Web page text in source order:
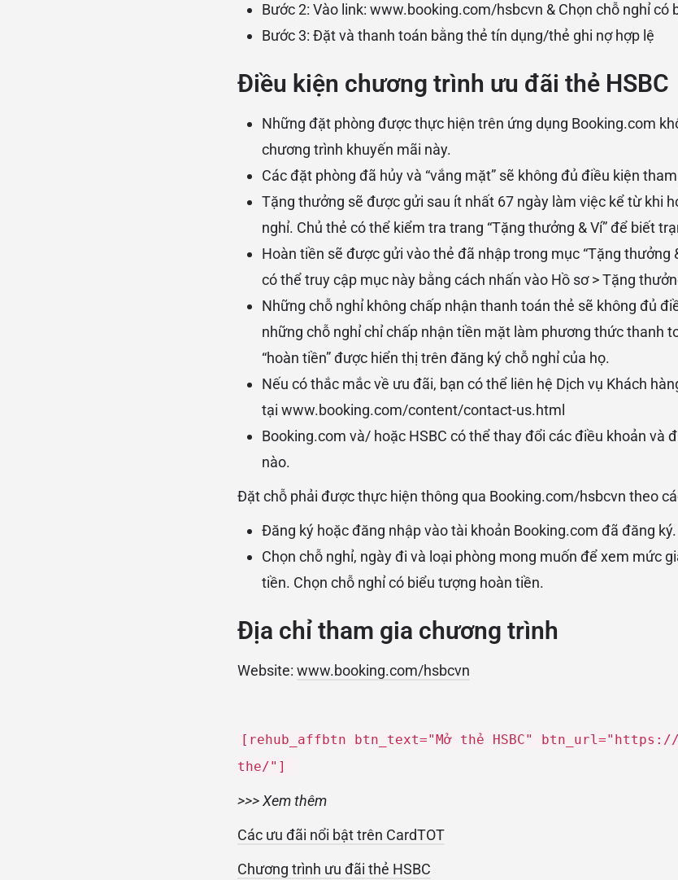
Bước 2: Vào link: www.booking.com/hsbcvn & Chọn chỗ nghỉ có
Bước 3: Đặt và thanh toán bằng thẻ tín dụng/thẻ ghi nợ hợp lệ
Điều kiện chương trình ưu đãi thẻ HSBC
Những đặt phòng được thực hiện trên ứng dụng Booking.com
chương trình khuyến mãi này.
Các đặt phòng đã hủy và “vắng mặt” sẽ không đủ điều kiện
Tặng thưởng sẽ được gửi sau ít nhất 67 ngày làm việc kể từ khi
nghỉ. Chủ thẻ có thể kiểm tra trang “Tặng thưởng & Ví” để biết
Hoàn tiền sẽ được gửi vào thẻ đã nhập trong mục “Tặng thưởng
có thể truy cập mục này bằng cách nhấn vào Hồ sơ > Tặng
Những chỗ nghỉ không chấp nhận thanh toán thẻ sẽ không đủ
những chỗ nghỉ chỉ chấp nhận tiền mặt làm phương thức thanh
“hoàn tiền” được hiển thị trên đăng ký chỗ nghỉ của họ.
Nếu có thắc mắc về ưu đãi, bạn có thể liên hệ Dịch vụ Khách
tại www.booking.com/content/contact-us.html
Booking.com và/ hoặc HSBC có thể thay đổi các điều khoản và
nào.
Đặt chỗ phải được thực hiện thông qua Booking.com/hsbcvn theo
Đăng ký hoặc đăng nhập vào tài khoản Booking.com đã đăng ký.
Chọn chỗ nghỉ, ngày đi và loại phòng mong muốn để xem mức
tiền. Chọn chỗ nghỉ có biểu tượng hoàn tiền.
Địa chỉ tham gia chương trình
Website: www.booking.com/hsbcvn
[rehub_affbtn btn_text="Mở thẻ HSBC" btn_url="https://
the/"]
>>> Xem thêm
Các ưu đãi nổi bật trên CardTOT
Chương trình ưu đãi thẻ HSBC